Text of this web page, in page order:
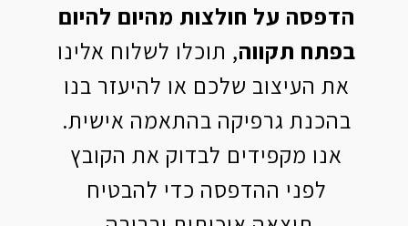
הדפסה על חולצות מהיום להיום
בפתח תקווה, תוכלו לשלוח אלינו
את העיצוב שלכם או להיעזר בנו
בהכנת גרפיקה בהתאמה אישית.
אנו מקפידים לבדוק את הקובץ
לפני ההדפסה כדי להבטיח